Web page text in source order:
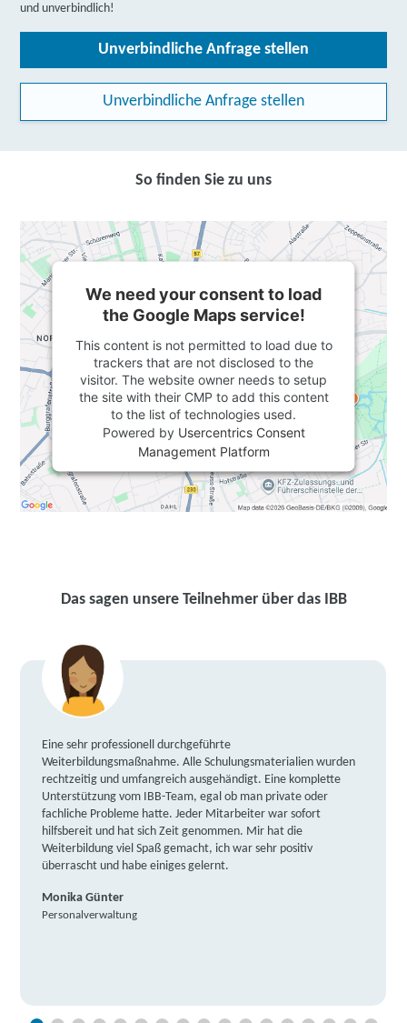
und unverbindlich!
Unverbindliche Anfrage stellen
Unverbindliche Anfrage stellen
So finden Sie zu uns
We need your consent to load
the Google Maps service!
This content is not permitted to load due to
trackers that are not disclosed to the
visitor. The website owner needs to setup
the site with their CMP to add this content
to the list of technologies used.
Powered by Usercentrics Consent
Management Platform
Das sagen unsere Teilnehmer über das IBB
Eine sehr professionell durchgeführte
Weiterbildungsmaßnahme. Alle Schulungsmaterialien wurden
rechtzeitig und umfangreich ausgehändigt. Eine komplette
Unterstützung vom IBB-Team, egal ob man private oder
fachliche Probleme hatte. Jeder Mitarbeiter war sofort
hilfsbereit und hat sich Zeit genommen. Mir hat die
Weiterbildung viel Spaß gemacht, ich war sehr positiv
überrascht und habe einiges gelernt.
Monika Günter
Personalverwaltung